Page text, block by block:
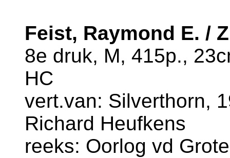
Feist, Raymond E. /
8e druk, M, 415p.,
HC
vert.van: Silverthorn,
Richard Heufkens
reeks: Oorlog vd